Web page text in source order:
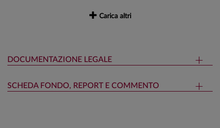
Carica altri
DOCUMENTAZIONE LEGALE
SCHEDA FONDO, REPORT E COMMENTO